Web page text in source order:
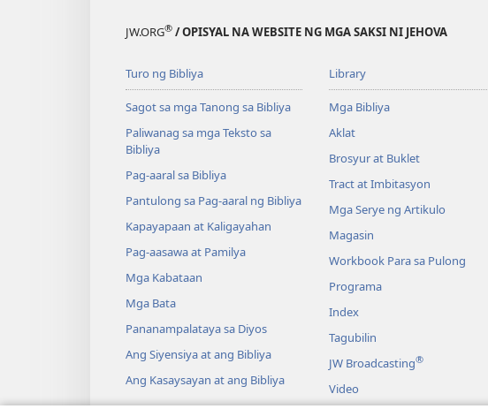
JW.ORG® / OPISYAL NA WEBSITE NG MGA SAKSI NI JEHOVA
Turo ng Bibliya
Sagot sa mga Tanong sa Bibliya
Paliwanag sa mga Teksto sa
Bibliya
Pag-aaral sa Bibliya
Pantulong sa Pag-aaral ng Bibliya
Kapayapaan at Kaligayahan
Pag-aasawa at Pamilya
Mga Kabataan
Mga Bata
Pananampalataya sa Diyos
Ang Siyensiya at ang Bibliya
Ang Kasaysayan at ang Bibliya
Library
Mga Bibliya
Aklat
Brosyur at Buklet
Tract at Imbitasyon
Mga Serye ng Artikulo
Magasin
Workbook Para sa Pulong
Programa
Index
Tagubilin
JW Broadcasting®
Video